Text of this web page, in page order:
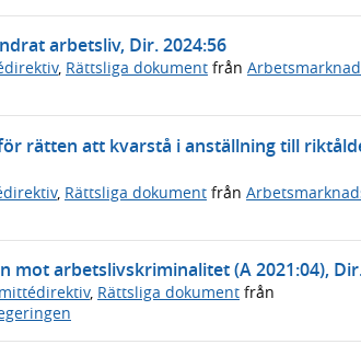
arbetsliv, Dir. 2024:56
, Rättsliga dokument från
rätten att kvarstå i anställning till
, Rättsliga dokument från
mot arbetslivskriminalitet (A 2021:04),
, Rättsliga dokument från